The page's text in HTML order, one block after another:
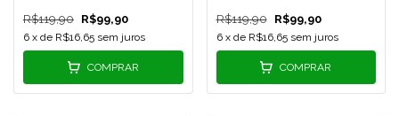
R$119,90 R$99,90
6 x de R$16,65 sem juros
COMPRAR
R$119,90 R$99,90
6 x de R$16,65 sem juros
COMPRAR